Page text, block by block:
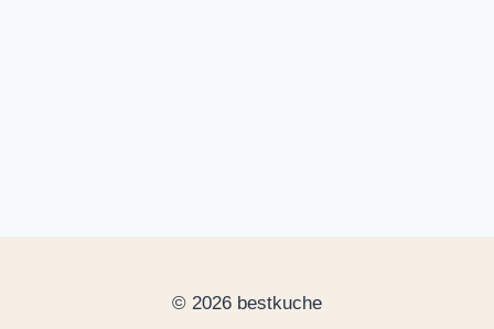
© 2026 bestkuche